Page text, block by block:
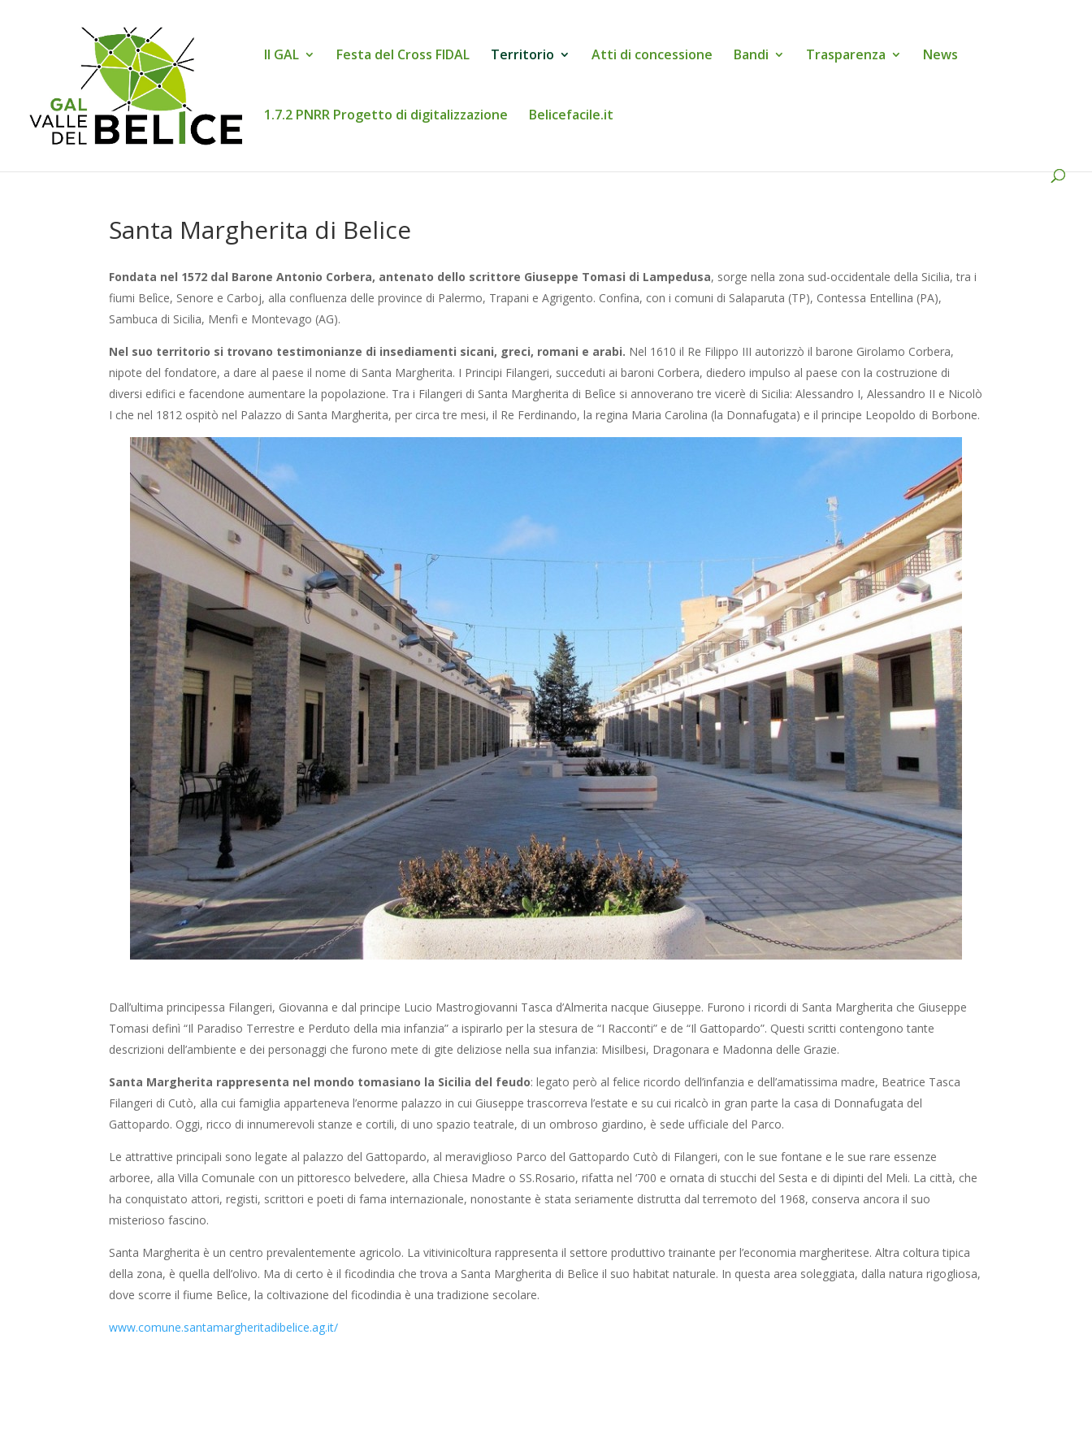
Il GAL Festa del Cross FIDAL Territorio Atti di concessione Bandi Trasparenza News
1.7.2 PNRR Progetto di digitalizzazione Belicefacile.it
Santa Margherita di Belice
Fondata nel 1572 dal Barone Antonio Corbera, antenato dello scrittore Giuseppe Tomasi di Lampedusa, sorge nella zona sud-occidentale della Sicilia, tra i
fiumi Belìce, Senore e Carboj, alla confluenza delle province di Palermo, Trapani e Agrigento. Confina, con i comuni di Salaparuta (TP), Contessa Entellina (PA),
Sambuca di Sicilia, Menfi e Montevago (AG).
Nel suo territorio si trovano testimonianze di insediamenti sicani, greci, romani e arabi. Nel 1610 il Re Filippo III autorizzò il barone Girolamo Corbera,
nipote del fondatore, a dare al paese il nome di Santa Margherita. I Principi Filangeri, succeduti ai baroni Corbera, diedero impulso al paese con la costruzione di
diversi edifici e facendone aumentare la popolazione. Tra i Filangeri di Santa Margherita di Belìce si annoverano tre vicerè di Sicilia: Alessandro I, Alessandro II e Nicolò
I che nel 1812 ospitò nel Palazzo di Santa Margherita, per circa tre mesi, il Re Ferdinando, la regina Maria Carolina (la Donnafugata) e il principe Leopoldo di Borbone.
Dall’ultima principessa Filangeri, Giovanna e dal principe Lucio Mastrogiovanni Tasca d’Almerita nacque Giuseppe. Furono i ricordi di Santa Margherita che Giuseppe
Tomasi definì “Il Paradiso Terrestre e Perduto della mia infanzia” a ispirarlo per la stesura de “I Racconti” e de “Il Gattopardo”. Questi scritti contengono tante
descrizioni dell’ambiente e dei personaggi che furono mete di gite deliziose nella sua infanzia: Misilbesi, Dragonara e Madonna delle Grazie.
Santa Margherita rappresenta nel mondo tomasiano la Sicilia del feudo: legato però al felice ricordo dell’infanzia e dell’amatissima madre, Beatrice Tasca
Filangeri di Cutò, alla cui famiglia apparteneva l’enorme palazzo in cui Giuseppe trascorreva l’estate e su cui ricalcò in gran parte la casa di Donnafugata del
Gattopardo. Oggi, ricco di innumerevoli stanze e cortili, di uno spazio teatrale, di un ombroso giardino, è sede ufficiale del Parco.
Le attrattive principali sono legate al palazzo del Gattopardo, al meraviglioso Parco del Gattopardo Cutò di Filangeri, con le sue fontane e le sue rare essenze
arboree, alla Villa Comunale con un pittoresco belvedere, alla Chiesa Madre o SS.Rosario, rifatta nel ‘700 e ornata di stucchi del Sesta e di dipinti del Meli. La città, che
ha conquistato attori, registi, scrittori e poeti di fama internazionale, nonostante è stata seriamente distrutta dal terremoto del 1968, conserva ancora il suo
misterioso fascino.
Santa Margherita è un centro prevalentemente agricolo. La vitivinicoltura rappresenta il settore produttivo trainante per l’economia margheritese. Altra coltura tipica
della zona, è quella dell’olivo. Ma di certo è il ficodindia che trova a Santa Margherita di Belìce il suo habitat naturale. In questa area soleggiata, dalla natura rigogliosa,
dove scorre il fiume Belìce, la coltivazione del ficodindia è una tradizione secolare.
www.comune.santamargheritadibelice.ag.it/